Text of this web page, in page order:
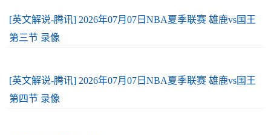
[英文解说-腾讯] 2026年07月07日NBA夏季联赛 雄鹿vs国王
第三节 录像
[英文解说-腾讯] 2026年07月07日NBA夏季联赛 雄鹿vs国王
第四节 录像